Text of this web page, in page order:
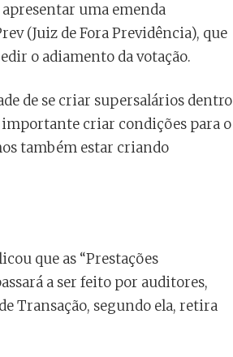
uma emenda
(Juiz de Fora Previdência), que
o adiamento da votação.
de se criar supersalários dentro
importante criar condições para o
também estar criando
que as “Prestações
a ser feito por auditores,
Transação, segundo ela, retira